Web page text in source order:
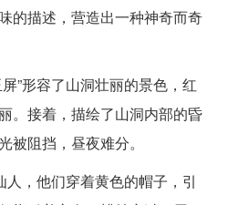
的描述，营造出一种神奇而奇
”形容了山洞壮丽的景色，红
。接着，描绘了山洞内部的昏
被阻挡，昼夜难分。
人，他们穿着黄色的帽子，引